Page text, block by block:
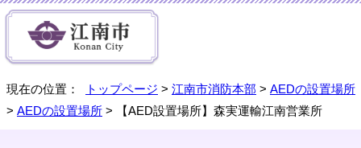
現在の位置： トップページ > 江南市消防本部 > AEDの設置場所
> AEDの設置場所 > 【AED設置場所】森実運輸江南営業所